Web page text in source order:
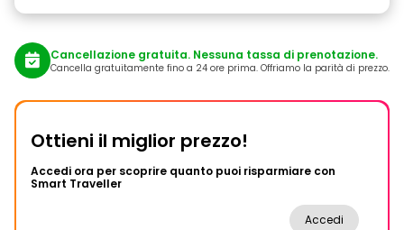
Cancellazione gratuita. Nessuna tassa di prenotazione.
Cancella gratuitamente fino a 24 ore prima. Offriamo la parità di prezzo.
Ottieni il miglior prezzo!
Accedi ora per scoprire quanto puoi risparmiare con
Smart Traveller
Accedi